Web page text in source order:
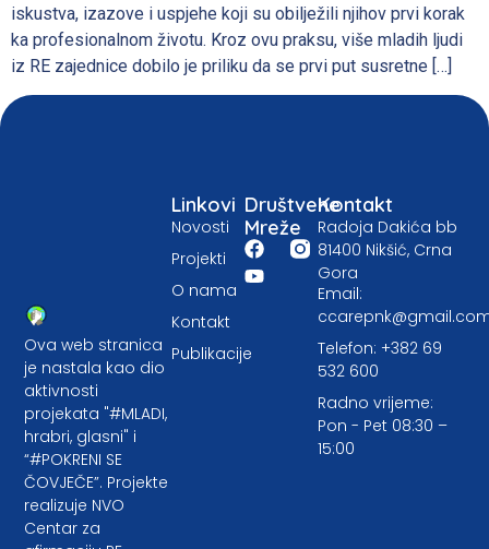
iskustva, izazove i uspjehe koji su obilježili njihov prvi korak
ka profesionalnom životu. Kroz ovu praksu, više mladih ljudi
iz RE zajednice dobilo je priliku da se prvi put susretne […]
Ova web stranica
je nastala kao dio
aktivnosti
projekata "#MLADI,
hrabri, glasni" i
“#POKRENI SE
ČOVJEČE”. Projekte
realizuje NVO
Centar za
Društvene
Mreže
Linkovi
Novosti
Projekti
O nama
Kontakt
Publikacije
Kontakt
Radoja Dakića bb
81400 Nikšić, Crna
Gora
Email:
Telefon: +382 69
532 600
Radno vrijeme:
Pon - Pet 08:30 –
15:00